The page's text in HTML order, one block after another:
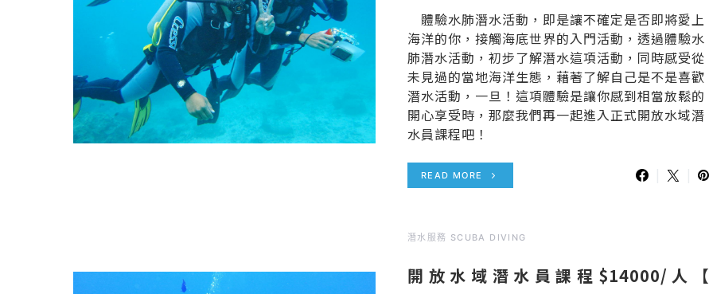
體驗水肺潛水活動，即是讓不確定是否即將愛上
海洋的你，接觸海底世界的入門活動，透過體驗水
肺潛水活動，初步了解潛水這項活動，同時感受從
未見過的當地海洋生態，藉著了解自己是不是喜歡
潛水活動，一旦！這項體驗是讓你感到相當放鬆的
開心享受時，那麼我們再一起進入正式開放水域潛
水員課程吧！
READ MORE
潛水服務 SCUBA DIVING
開放水域潛水員課程$14000/人【